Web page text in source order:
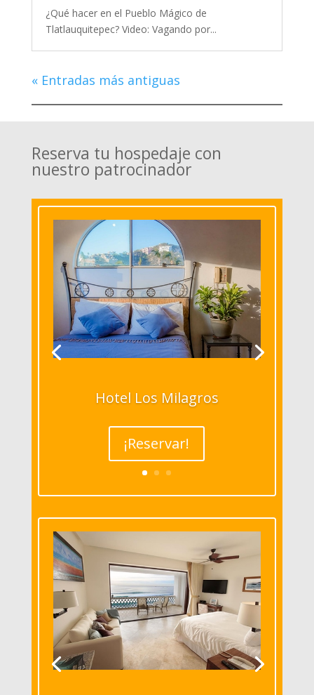
¿Qué hacer en el Pueblo Mágico de
Tlatlauquitepec? Video: Vagando por...
« Entradas más antiguas
Reserva tu hospedaje con
nuestro patrocinador
Hotel Los Milagros
¡Reservar!